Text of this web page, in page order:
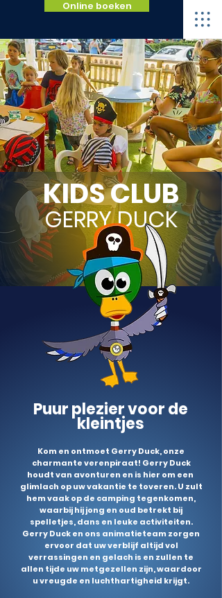
Online boeken
KIDS CLUB
GERRY DUCK
Puur plezier voor de
kleintjes
Kom en ontmoet Gerry Duck, onze
charmante verenpiraat! Gerry Duck
houdt van avonturen en is hier om een ​​
glimlach op uw vakantie te toveren. U zult
hem vaak op de camping tegenkomen,
waarbij hij jong en oud betrekt bij
spelletjes, dans en leuke activiteiten.
Gerry Duck en ons animatieteam zorgen
ervoor dat uw verblijf altijd vol
verrassingen en gelach is en zullen te
allen tijde uw metgezellen zijn, waardoor
u vreugde en luchthartigheid krijgt.